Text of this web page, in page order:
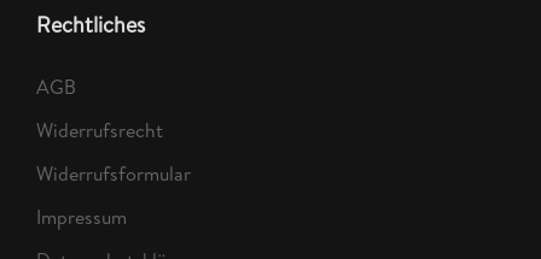
Rechtliches
AGB
Widerrufsrecht
Widerrufsformular
Impressum